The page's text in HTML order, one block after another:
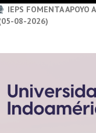
IEPS FOMENTA APOYO A
(05-08-2026)